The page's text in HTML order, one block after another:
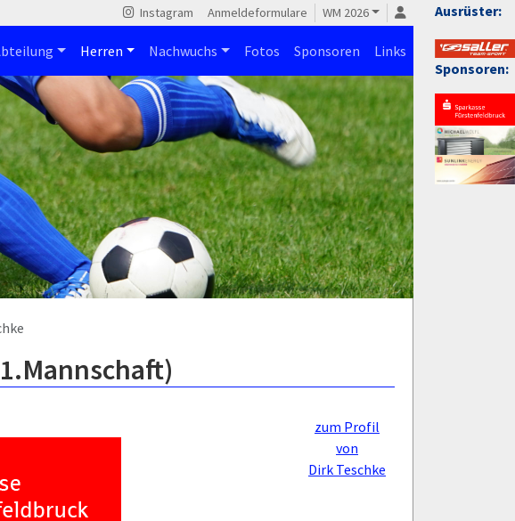
Ausrüster:
Sponsoren:
Instagram Anmeldeformulare WM 2026
Herren Nachwuchs Fotos Sponsoren Links
zum Profil
von
Dirk Teschke